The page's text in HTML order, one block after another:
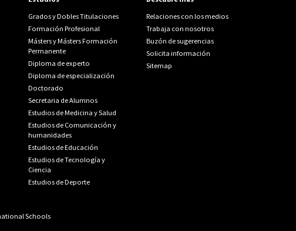
Grados y Dobles Titulaciones
Formación Profesional
Másters y Másters Formación
Permanente
Diploma de experto
Diploma de especialización
Doctorado
Secretaria de Alumnos
Estudios de Medicina y Salud
Estudios de Comunicación y
humanidades
Estudios de Educación
Estudios de Tecnología y
Ciencia
Estudios de Deporte
Relaciones con los medios
Trabaja con nosotros
Buzón de sugerencias
Solicita información
Sitemap